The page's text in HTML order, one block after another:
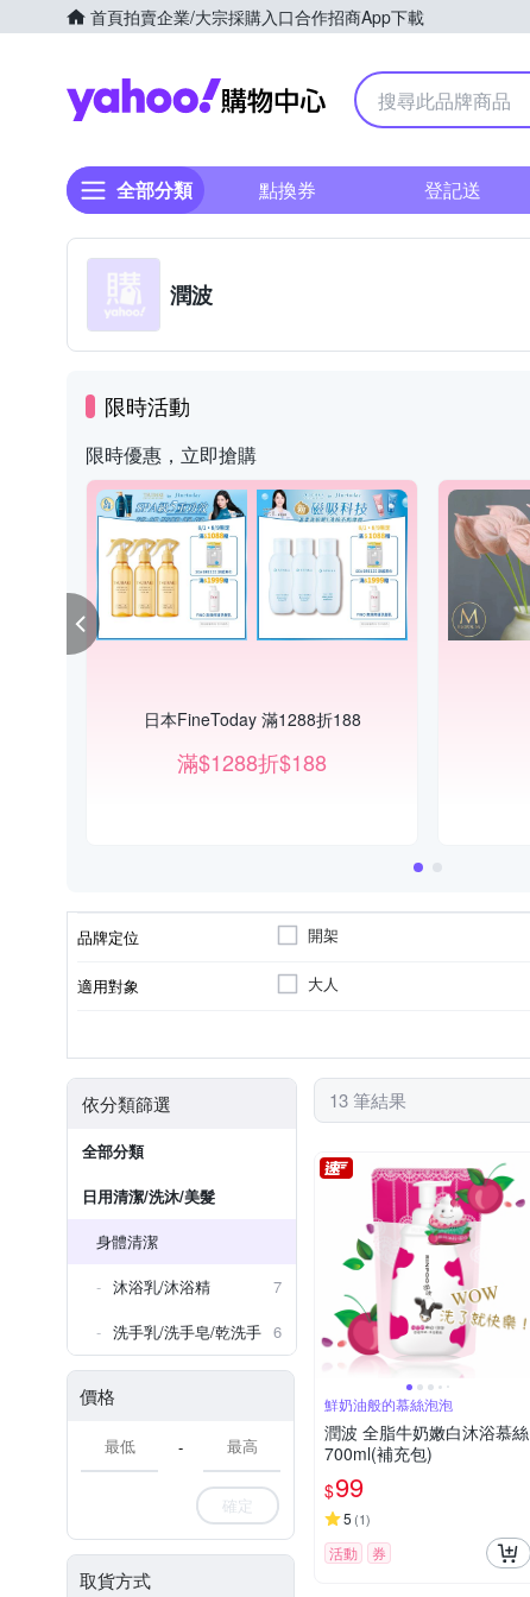
首頁拍賣企業/大宗採購入口合作招商App下載
Yahoo購物中心
全部分類 點換券 登記送
潤波
限時活動
限時優惠，立即搶購
日本FineToday 滿1288折188
滿$1288折$188
品牌定位 開架
適用對象 大人
依分類篩選
全部分類
日用清潔/洗沐/美髮
身體清潔
沐浴乳/沐浴精
7
洗手乳/洗手皂/乾洗手 6
價格
-
確定
取貨方式
13 筆結果
鮮奶油般的慕絲泡泡
潤波 全脂牛奶嫩白沐浴慕絲
700ml(補充包)
$99
5 (1)
活動 券